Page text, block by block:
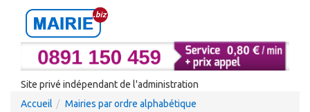
Site privé indépendant de l'administration
Accueil
Mairies par ordre alphabétique